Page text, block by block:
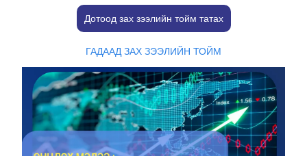
Дотоод зах зээлийн тойм татах
ГАДААД ЗАХ ЗЭЭЛИЙН ТОЙМ